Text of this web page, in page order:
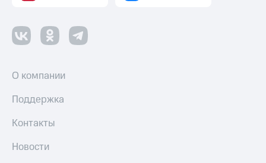
О компании
Поддержка
Контакты
Новости